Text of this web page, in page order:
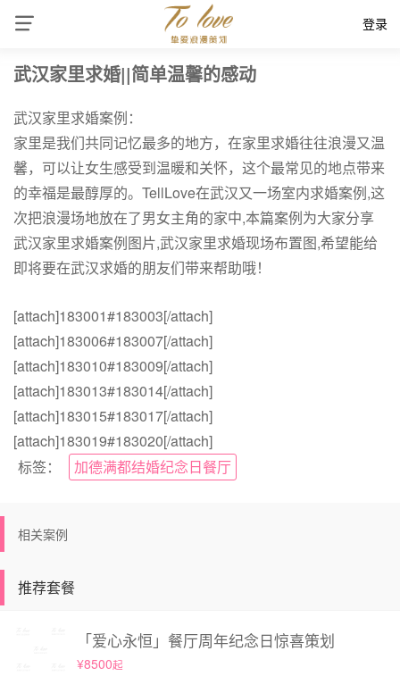
登录
武汉家里求婚||简单温馨的感动
武汉家里求婚案例：
家里是我们共同记忆最多的地方，在家里求婚往往浪漫又温
馨，可以让女生感受到温暖和关怀，这个最常见的地点带来
的幸福是最醇厚的。TellLove在武汉又一场室内求婚案例,这
次把浪漫场地放在了男女主角的家中,本篇案例为大家分享
武汉家里求婚案例图片,武汉家里求婚现场布置图,希望能给
即将要在武汉求婚的朋友们带来帮助哦！
[attach]183001#183003[/attach]
[attach]183006#183007[/attach]
[attach]183010#183009[/attach]
[attach]183013#183014[/attach]
[attach]183015#183017[/attach]
[attach]183019#183020[/attach]
标签：
加德满都结婚纪念日餐厅
相关案例
推荐套餐
「爱心永恒」餐厅周年纪念日惊喜策划
¥8500起